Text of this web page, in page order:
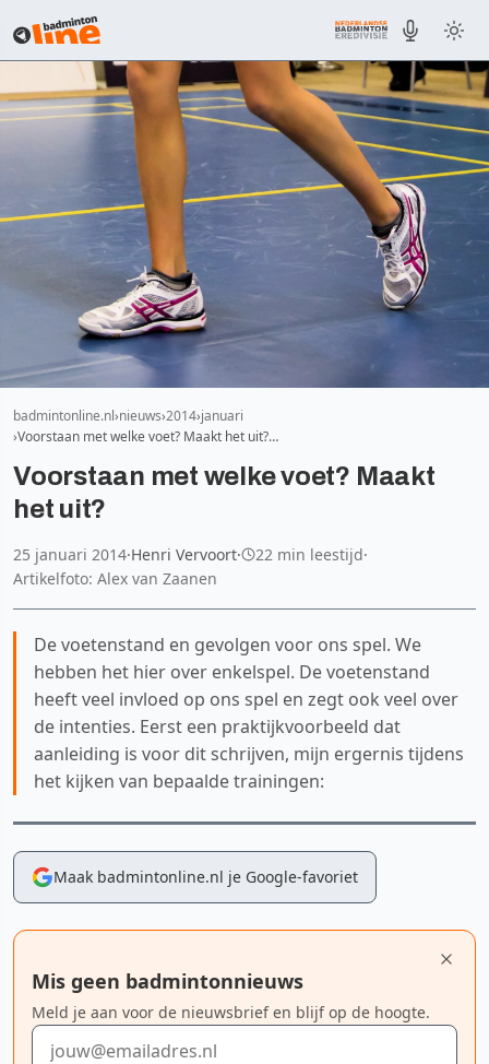
badmintonline.nl nieuws 2014 januari
Voorstaan met welke voet? Maakt het uit?…
Voorstaan met welke voet? Maakt
het uit?
25 januari 2014·Henri Vervoort· 22 min leestijd·
Artikelfoto: Alex van Zaanen
De voetenstand en gevolgen voor ons spel. We
hebben het hier over enkelspel. De voetenstand
heeft veel invloed op ons spel en zegt ook veel over
de intenties. Eerst een praktijkvoorbeeld dat
aanleiding is voor dit schrijven, mijn ergernis tijdens
het kijken van bepaalde trainingen:
Maak badmintonline.nl je Google-favoriet
Mis geen badmintonnieuws
Meld je aan voor de nieuwsbrief en blijf op de hoogte.
E-mailadres